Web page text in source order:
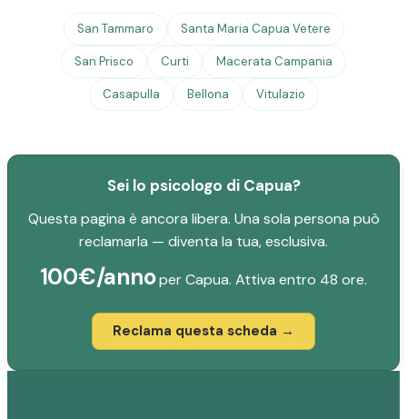
San Tammaro Santa Maria Capua Vetere
San Prisco Curti Macerata Campania
Casapulla Bellona Vitulazio
Sei lo psicologo di Capua?
Questa pagina è ancora libera. Una sola persona può
reclamarla — diventa la tua, esclusiva.
100€/annoper Capua. Attiva entro 48 ore.
Reclama questa scheda →